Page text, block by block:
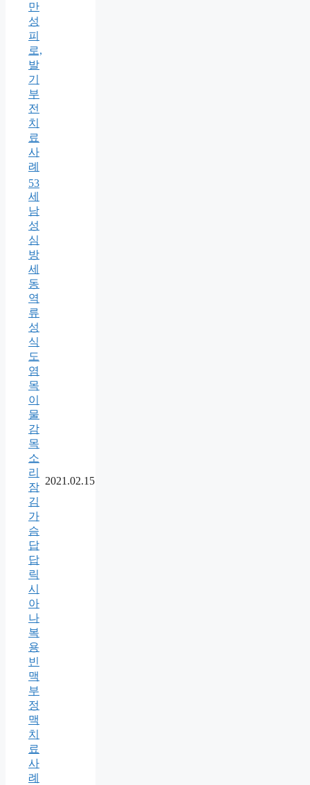
만
성
피
로,
발
기
부
전
치
료
사
례
53
세
남
성
심
방
세
동
역
류
성
식
도
염
목
이
물
감
목
소
리
잠
김
가
슴
답
답
릭
시
아
나
복
용
빈
맥
부
정
맥
치
료
사
례
2021.02.15